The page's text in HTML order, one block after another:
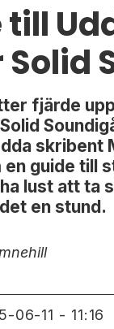
till
fjärde
skribent
en guide till
lust att ta
en stund.
06-11 - 11:16